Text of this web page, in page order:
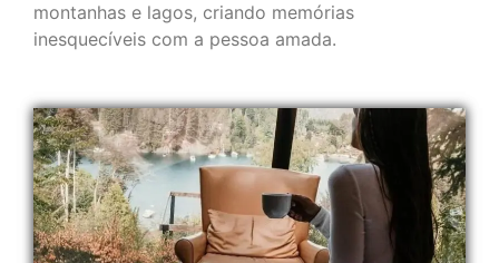
montanhas e lagos, criando memórias
inesquecíveis com a pessoa amada.